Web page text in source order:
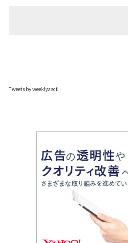
Tweets by weeklyascii